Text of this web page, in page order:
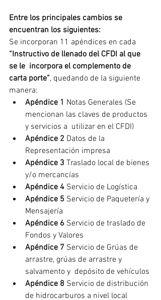
Entre los principales cambios se
encuentran los siguientes:
Se incorporan 11 apéndices en cada
“Instructivo de llenado del CFDI al que
se le  incorpora el complemento de
carta porte”, quedando de la siguiente
manera:
Apéndice 1 Notas Generales (Se
mencionan las claves de productos
y servicios a  utilizar en el CFDI)
Apéndice 2 Datos de la
Representación impresa
Apéndice 3 Traslado local de bienes
y/o mercancías
Apéndice 4 Servicio de Logística
Apéndice 5 Servicio de Paquetería y
Mensajería
Apéndice 6 Servicio de traslado de
Fondos y Valores
Apéndice 7 Servicio de Grúas de
arrastre, grúas de arrastre y
salvamento y  depósito de vehículos
Apéndice 8 Servicio de distribución
de hidrocarburos a nivel local